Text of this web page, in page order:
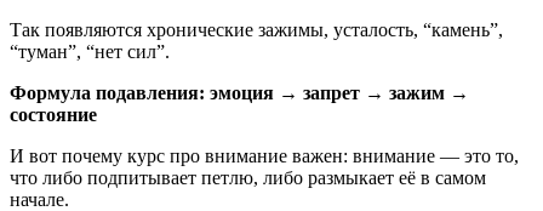
Так появляются хронические зажимы, усталость, “камень”,
“туман”, “нет сил”.
Формула подавления: эмоция → запрет → зажим →
состояние
И вот почему курс про внимание важен: внимание — это то,
что либо подпитывает петлю, либо размыкает её в самом
начале.